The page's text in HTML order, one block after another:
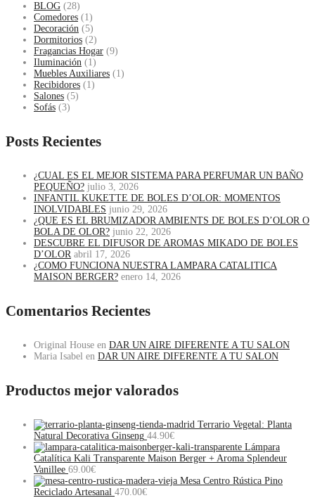
BLOG (28)
Comedores (1)
Decoración (5)
Dormitorios (2)
Fragancias Hogar (9)
Iluminación (1)
Muebles Auxiliares (1)
Recibidores (1)
Salones (5)
Sofás (3)
Posts Recientes
¿CUAL ES EL MEJOR SISTEMA PARA PERFUMAR UN BAÑO
PEQUEÑO? julio 3, 2026
INFANTIL KUKETTE DE BOLES D’OLOR: MOMENTOS
INOLVIDABLES junio 29, 2026
¿QUE ES EL BRUMIZADOR AMBIENTS DE BOLES D’OLOR O
BOLA DE OLOR? junio 22, 2026
DESCUBRE EL DIFUSOR DE AROMAS MIKADO DE BOLES
D’OLOR abril 17, 2026
¿COMO FUNCIONA NUESTRA LAMPARA CATALITICA
MAISON BERGER? enero 14, 2026
Comentarios Recientes
Original House en DAR UN AIRE DIFERENTE A TU SALON
Maria Isabel en DAR UN AIRE DIFERENTE A TU SALON
Productos mejor valorados
Terrario Vegetal: Planta
Natural Decorativa Ginseng 44.90€
Lámpara
Catalítica Kali Transparente Maison Berger + Aroma Splendeur
Vanillee 69.00€
Mesa Centro Rústica Pino
Reciclado Artesanal 470.00€